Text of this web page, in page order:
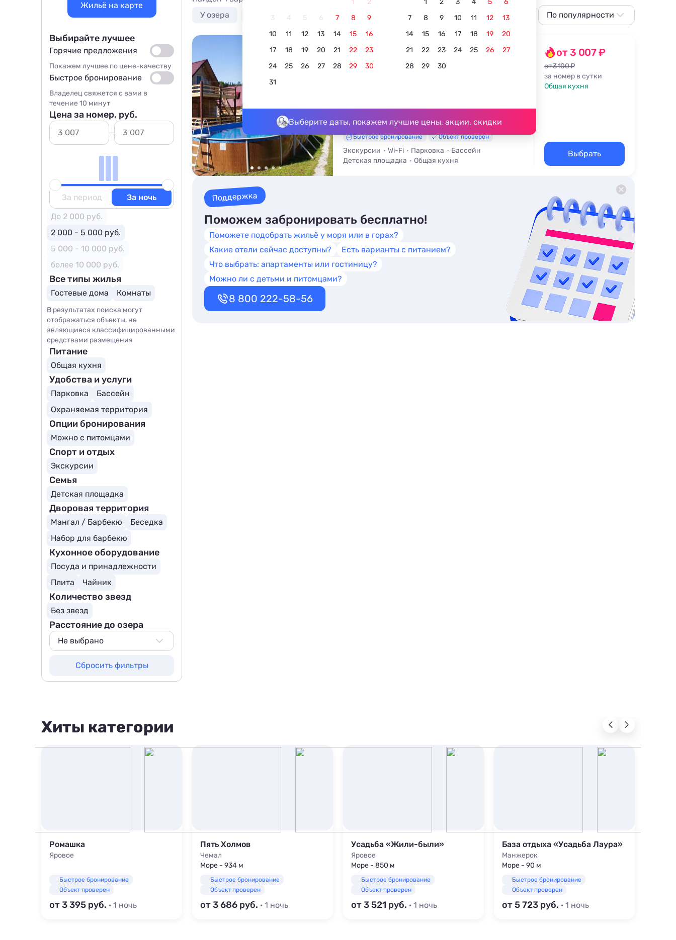
1
2
3
4 5 6 7 8
9
10
11 12 13 14 15
16
17
18 19 20 21 22
23
24
25 26 27 28 29
30
31
1 2 3 4 5
6
7
8 9 10 11 12
13
14
15 16 17 18 19
20
21
22 23 24 25 26
27
28
29 30
Выберите даты, покажем лучшие цены, акции, скидки
У озера
Лучшие С бассейном Недорого
По популярности
Сначала дешевле
Сначала дороже
Ближе к озеру
Экодом Золотая рыбка
4.4 5 отзывов
Быстрое бронирование Объект проверен
Экскурсии Wi-Fi Парковка
Бассейн
Детская площадка
Общая кухня
от 3 007 ₽
от 3 100 ₽
за номер в сутки
Общая кухня
Выбрать
Поддержка
Поможем забронировать бесплатно!
Поможете подобрать жильё у моря или в горах?
Какие отели сейчас доступны?
Есть варианты с питанием?
Что выбрать: апартаменты или гостиницу?
Можно ли с детьми и питомцами?
8 800 222-58-56
Жильё на карте
Выбирайте лучшее
Горячие предложения
Покажем лучшее по цене-качеству
Быстрое бронирование
Владелец свяжется с вами в
течение 10 минут
Цена за номер, руб.
За период
За ночь
До 2 000 руб.
2 000 - 5 000 руб.
5 000 - 10 000 руб.
более 10 000 руб.
Все типы жилья
Гостевые дома Комнаты
В результатах поиска могут
отображаться объекты, не
являющиеся классифицированными
средствами размещения
Питание
Общая кухня
Удобства и услуги
Парковка
Бассейн
Охраняемая территория
Опции бронирования
Можно с питомцами
Спорт и отдых
Экскурсии
Семья
Детская площадка
Дворовая территория
Мангал / Барбекю
Беседка
Набор для барбекю
Кухонное оборудование
Посуда и принадлежности
Плита
Чайник
Количество звезд
Без звезд
Расстояние до озера
Не выбрано
1000 м
1500 м
Сбросить фильтры
Хиты категории
Ромашка
Яровое
Быстрое бронирование
Объект проверен
от 3 395 · 1 ночь
Пять Холмов
Чемал
Море - 934 м
Быстрое бронирование
Объект проверен
от 3 686 · 1 ночь
Усадьба «Жили-были»
Яровое
Море - 850 м
Быстрое бронирование
Объект проверен
от 3 521 · 1 ночь
База отдыха «Усадьба Лаура»
Манжерок
Море - 90 м
Быстрое бронирование
Объект проверен
от 5 723 · 1 ночь